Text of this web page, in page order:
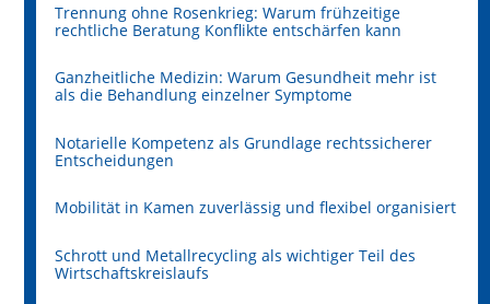
Trennung ohne Rosenkrieg: Warum frühzeitige
rechtliche Beratung Konflikte entschärfen kann
Ganzheitliche Medizin: Warum Gesundheit mehr ist
als die Behandlung einzelner Symptome
Notarielle Kompetenz als Grundlage rechtssicherer
Entscheidungen
Mobilität in Kamen zuverlässig und flexibel organisiert
Schrott und Metallrecycling als wichtiger Teil des
Wirtschaftskreislaufs